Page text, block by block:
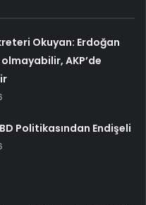
Okuyan: Erdoğan
AKP’de
Politikasından Endişeli